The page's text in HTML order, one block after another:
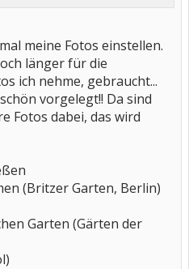
meine Fotos einstellen.
länger für die
ich nehme, gebraucht...
vorgelegt!! Da sind
Fotos dabei, das wird
(Britzer Garten, Berlin)
Garten (Gärten der